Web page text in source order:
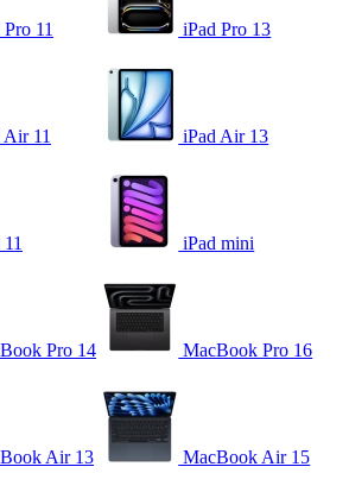
11 iPad Pro 13
Air 11 iPad Air 13
iPad mini
Pro 14 MacBook Pro 16
Air 13 MacBook Air 15